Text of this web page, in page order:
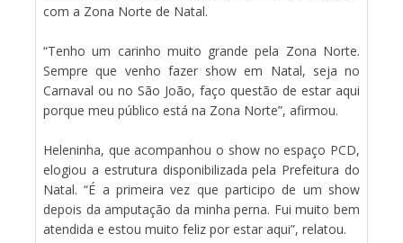
com a Zona Norte de Natal.
“Tenho um carinho muito grande pela Zona Norte.
Sempre que venho fazer show em Natal, seja no
Carnaval ou no São João, faço questão de estar aqui
porque meu público está na Zona Norte”, afirmou.
Heleninha, que acompanhou o show no espaço PCD,
elogiou a estrutura disponibilizada pela Prefeitura do
Natal. “É a primeira vez que participo de um show
depois da amputação da minha perna. Fui muito bem
atendida e estou muito feliz por estar aqui”, relatou.